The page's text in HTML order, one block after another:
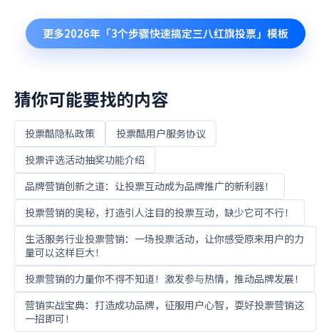
更多2026年「3个步骤快速搞定三八红旗投票」 模板
猜你可能要找的内容
投票酷隐私政策
投票酷用户服务协议
投票评选活动抽奖功能介绍
品牌营销创新之道：让投票互动成为品牌推广的新利器！
投票营销的奥秘，打造引人注目的投票互动，缺少它可不行！
生活服务行业投票营销：一场投票活动，让你感受原来用户的力
量可以这样巨大！
投票营销的力量你不得不知道！激发参与热情，推动品牌发展！
营销实战宝典：打造成功品牌，征服用户心智，耍好投票营销这
一招即可！